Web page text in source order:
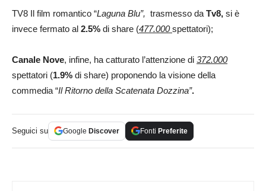
TV8 Il film romantico “Laguna Blu”, trasmesso da Tv8, si è
invece fermato al 2.5% di share (477.000 spettatori);
Canale Nove, infine, ha catturato l’attenzione di 372.000
spettatori (1.9% di share) proponendo la visione della
commedia “Il Ritorno della Scatenata Dozzina”.
Seguici su Google Discover Fonti Preferite